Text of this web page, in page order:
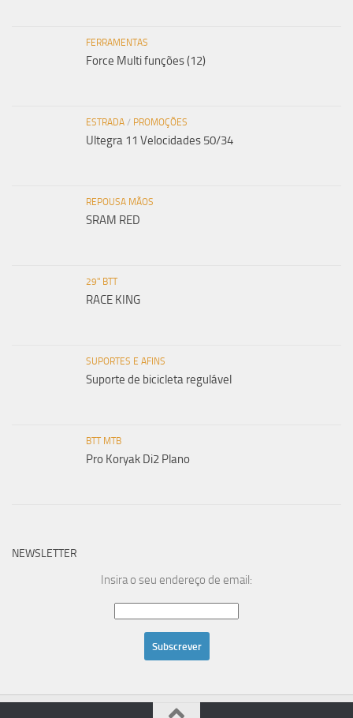
FERRAMENTAS
Force Multi funções (12)
ESTRADA / PROMOÇÕES
Ultegra 11 Velocidades 50/34
REPOUSA MÃOS
SRAM RED
29" BTT
RACE KING
SUPORTES E AFINS
Suporte de bicicleta regulável
BTT MTB
Pro Koryak Di2 Plano
NEWSLETTER
Insira o seu endereço de email: